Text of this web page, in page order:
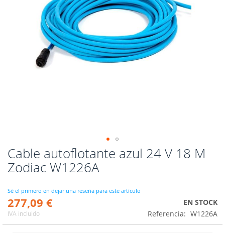
Cable autoflotante azul 24 V 18 M
Zodiac W1226A
Sé el primero en dejar una reseña para este artículo
277,09 €
IVA incluido
EN STOCK
Referencia
W1226A
Saltar
al
comienzo
la
galería
de